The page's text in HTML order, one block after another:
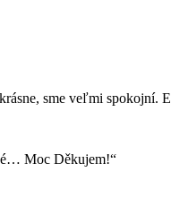
sme veľmi spokojní.
Moc Děkujem!“